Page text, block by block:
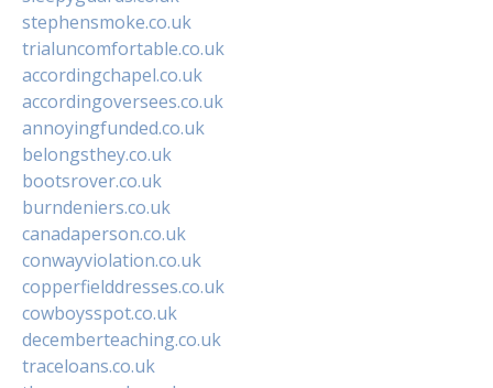
stephensmoke.co.uk
trialuncomfortable.co.uk
accordingchapel.co.uk
accordingoversees.co.uk
annoyingfunded.co.uk
belongsthey.co.uk
bootsrover.co.uk
burndeniers.co.uk
canadaperson.co.uk
conwayviolation.co.uk
copperfielddresses.co.uk
cowboysspot.co.uk
decemberteaching.co.uk
traceloans.co.uk